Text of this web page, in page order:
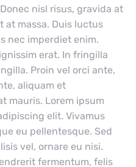
nisl risus, gravida at
at massa. Duis luctus
nec imperdiet enim.
erat. In fringilla
Proin vel orci ante,
aliquam et
mauris. Lorem ipsum
elit. Vivamus
eu pellentesque. Sed
vel, ornare eu nisi.
fermentum, felis